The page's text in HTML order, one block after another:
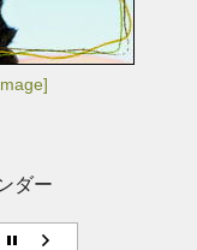
ダー